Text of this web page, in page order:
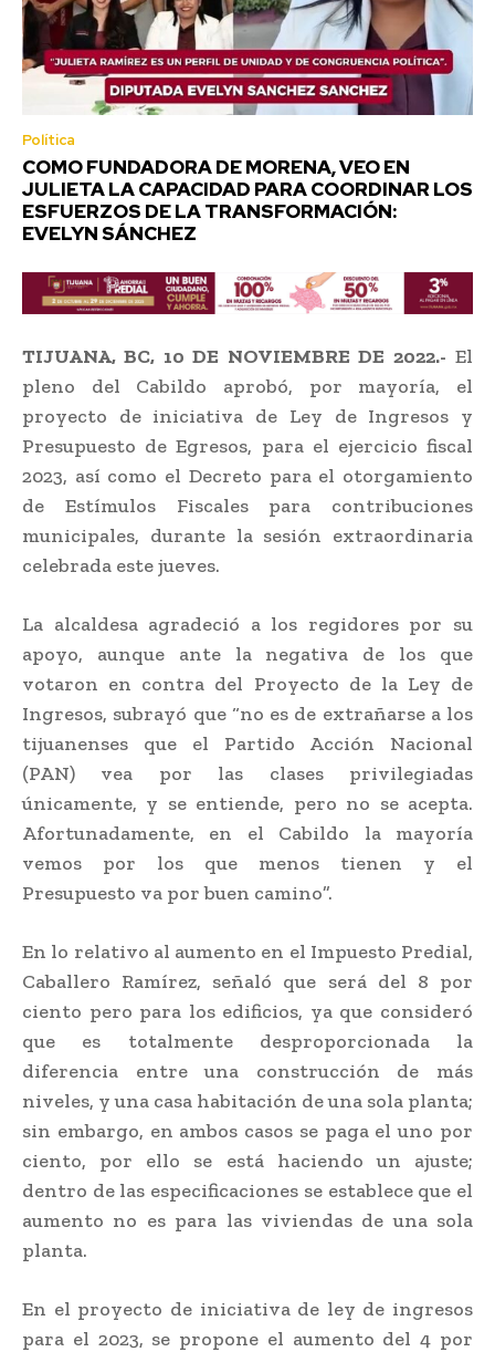
Política
COMO FUNDADORA DE MORENA, VEO EN
JULIETA LA CAPACIDAD PARA COORDINAR LOS
ESFUERZOS DE LA TRANSFORMACIÓN:
EVELYN SÁNCHEZ
TIJUANA, BC, 10 DE NOVIEMBRE DE 2022.- El
pleno del Cabildo aprobó, por mayoría, el
proyecto de iniciativa de Ley de Ingresos y
Presupuesto de Egresos, para el ejercicio fiscal
2023, así como el Decreto para el otorgamiento
de Estímulos Fiscales para contribuciones
municipales, durante la sesión extraordinaria
celebrada este jueves.
La alcaldesa agradeció a los regidores por su
apoyo, aunque ante la negativa de los que
votaron en contra del Proyecto de la Ley de
Ingresos, subrayó que “no es de extrañarse a los
tijuanenses que el Partido Acción Nacional
(PAN) vea por las clases privilegiadas
únicamente, y se entiende, pero no se acepta.
Afortunadamente, en el Cabildo la mayoría
vemos por los que menos tienen y el
Presupuesto va por buen camino”.
En lo relativo al aumento en el Impuesto Predial,
Caballero Ramírez, señaló que será del 8 por
ciento pero para los edificios, ya que consideró
que es totalmente desproporcionada la
diferencia entre una construcción de más
niveles, y una casa habitación de una sola planta;
sin embargo, en ambos casos se paga el uno por
ciento, por ello se está haciendo un ajuste;
dentro de las especificaciones se establece que el
aumento no es para las viviendas de una sola
planta.
En el proyecto de iniciativa de ley de ingresos
para el 2023, se propone el aumento del 4 por